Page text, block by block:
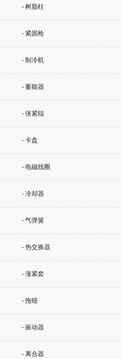
- 树脂柱
- 紧固枪
- 制冷机
- 蓄能器
- 张紧辊
- 卡盘
- 电磁线圈
- 冷却器
- 气弹簧
- 热交换器
- 涨紧套
- 拖链
- 振动器
- 离合器